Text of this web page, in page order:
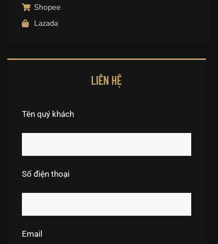
Shopee
Lazada
LIÊN HỆ
Tên quý khách
Số điện thoại
Email